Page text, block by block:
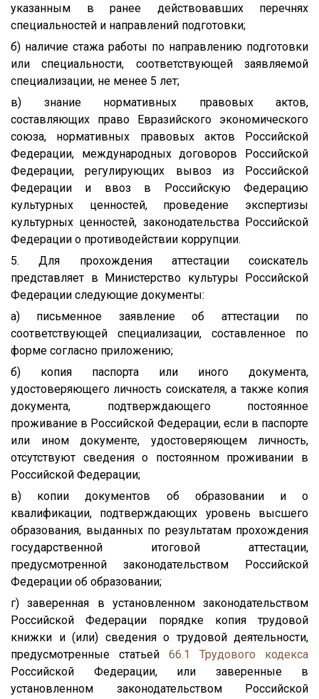
указанным в ранее действовавших перечнях
специальностей и направлений подготовки;
б) наличие стажа работы по направлению подготовки
или специальности, соответствующей заявляемой
специализации, не менее 5 лет;
в) знание нормативных правовых актов,
составляющих право Евразийского экономического
союза, нормативных правовых актов Российской
Федерации, международных договоров Российской
Федерации, регулирующих вывоз из Российской
Федерации и ввоз в Российскую Федерацию
культурных ценностей, проведение экспертизы
культурных ценностей, законодательства Российской
Федерации о противодействии коррупции.
5. Для прохождения аттестации соискатель
представляет в Министерство культуры Российской
Федерации следующие документы:
а) письменное заявление об аттестации по
соответствующей специализации, составленное по
форме согласно приложению;
б) копия паспорта или иного документа,
удостоверяющего личность соискателя, а также копия
документа, подтверждающего постоянное
проживание в Российской Федерации, если в паспорте
или ином документе, удостоверяющем личность,
отсутствуют сведения о постоянном проживании в
Российской Федерации;
в) копии документов об образовании и о
квалификации, подтверждающих уровень высшего
образования, выданных по результатам прохождения
государственной итоговой аттестации,
предусмотренной законодательством Российской
Федерации об образовании;
г) заверенная в установленном законодательством
Российской Федерации порядке копия трудовой
книжки и (или) сведения о трудовой деятельности,
предусмотренные статьей 66.1
Трудового кодекса
Российской Федерации, или заверенные в
установленном законодательством Российской